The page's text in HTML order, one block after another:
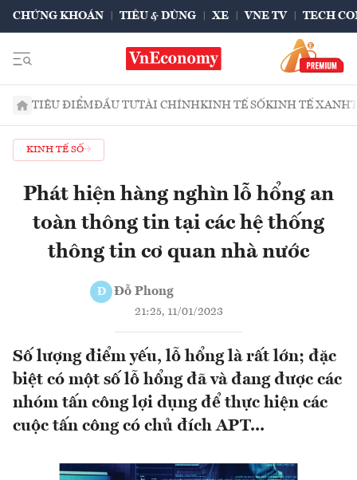
CHỨNG KHOÁN TIÊU & DÙNG XE VNE TV TECH
TIÊU ĐIỂMĐẦU TƯTÀI CHÍNHKINH TẾ SỐKINH TẾ XANH
KINH TẾ SỐ
Phát hiện hàng nghìn lỗ hổng an
toàn thông tin tại các hệ thống
thông tin cơ quan nhà nước
Đ Đỗ Phong
21:25, 11/01/2023
Số lượng điểm yếu, lỗ hổng là rất lớn; đặc
biệt có một số lỗ hổng đã và đang được các
nhóm tấn công lợi dụng để thực hiện các
cuộc tấn công có chủ đích APT...